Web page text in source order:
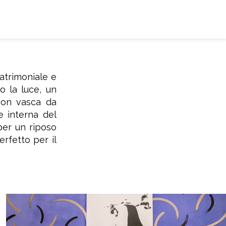
e
la luce, un
vasca da
interna del
un riposo
per il